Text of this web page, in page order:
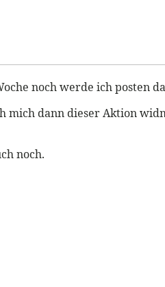
noch werde ich posten
mich dann dieser Aktion
noch.